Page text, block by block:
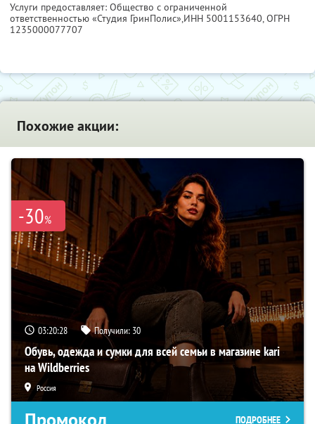
Услуги предоставляет: Общество с ограниченной
ответственностью «Студия ГринПолис»,ИНН 5001153640, ОГРН
1235000077707
Похожие акции:
-30%
03:20:27 Получили: 30
Обувь, одежда и сумки для всей семьи в магазине kari
на Wildberries
Россия
ПОДРОБНЕЕ